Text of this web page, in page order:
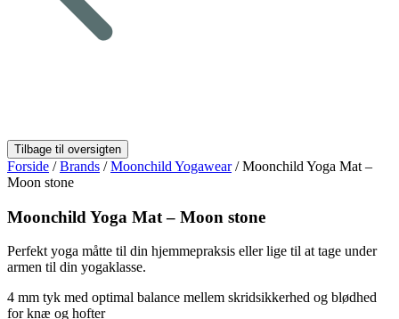
Forside /Brands /Moonchild Yogawear/ Moonchild Yoga Mat –
Moon stone
Moonchild Yoga Mat – Moon stone
Perfekt yoga måtte til din hjemmepraksis eller lige til at tage under
armen til din yogaklasse.
4 mm tyk med optimal balance mellem skridsikkerhed og blødhed
for knæ og hofter